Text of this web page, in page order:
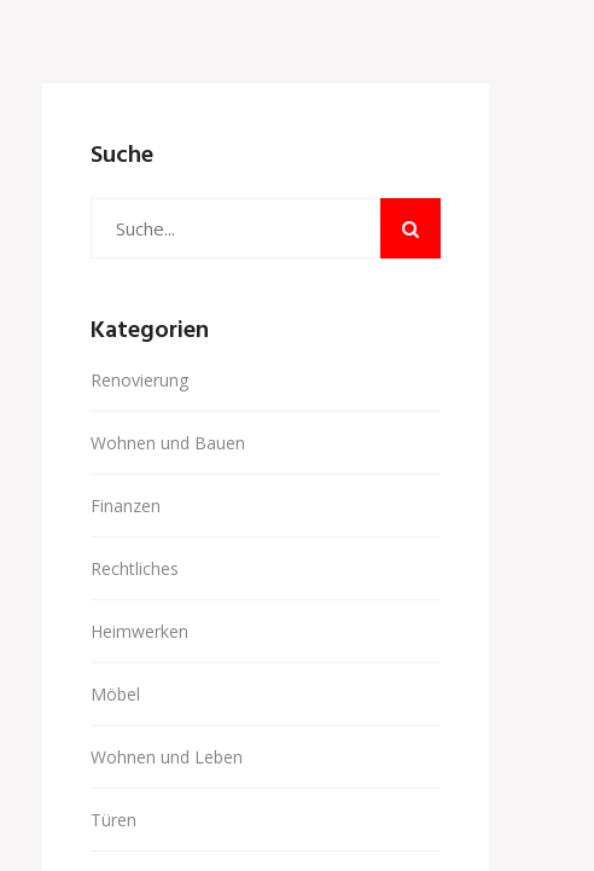
Suche
Kategorien
Renovierung
Wohnen und Bauen
Finanzen
Rechtliches
Heimwerken
Möbel
Wohnen und Leben
Türen